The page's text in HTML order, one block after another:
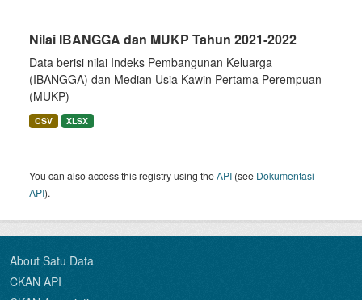
Nilai IBANGGA dan MUKP Tahun 2021-2022
Data berisi nilai Indeks Pembangunan Keluarga
(IBANGGA) dan Median Usia Kawin Pertama Perempuan
(MUKP)
CSV XLSX
You can also access this registry using theAPI (see Dokumentasi
API).
About Satu Data
CKAN API